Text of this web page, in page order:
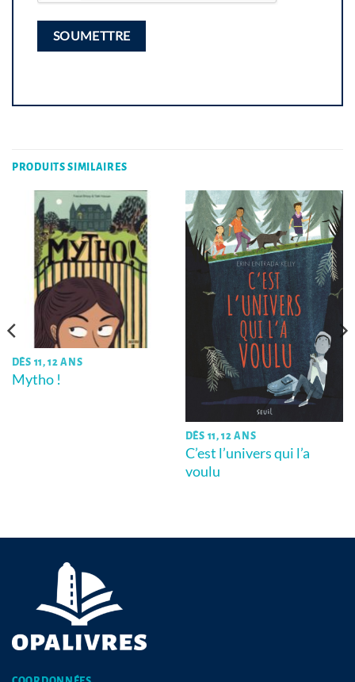
PRODUITS SIMILAIRES
DÈS 11, 12 ANS
Mytho !
DÈS 11, 12 ANS
C’est l’univers qui l’a
voulu